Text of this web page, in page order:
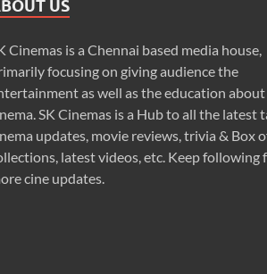
US
Cinemas is a Chennai based media house,
focusing on giving audience the
as well as the education about
SK Cinemas is a Hub to all the latest
updates, movie reviews, trivia & Box
latest videos, etc. Keep following
cine updates.